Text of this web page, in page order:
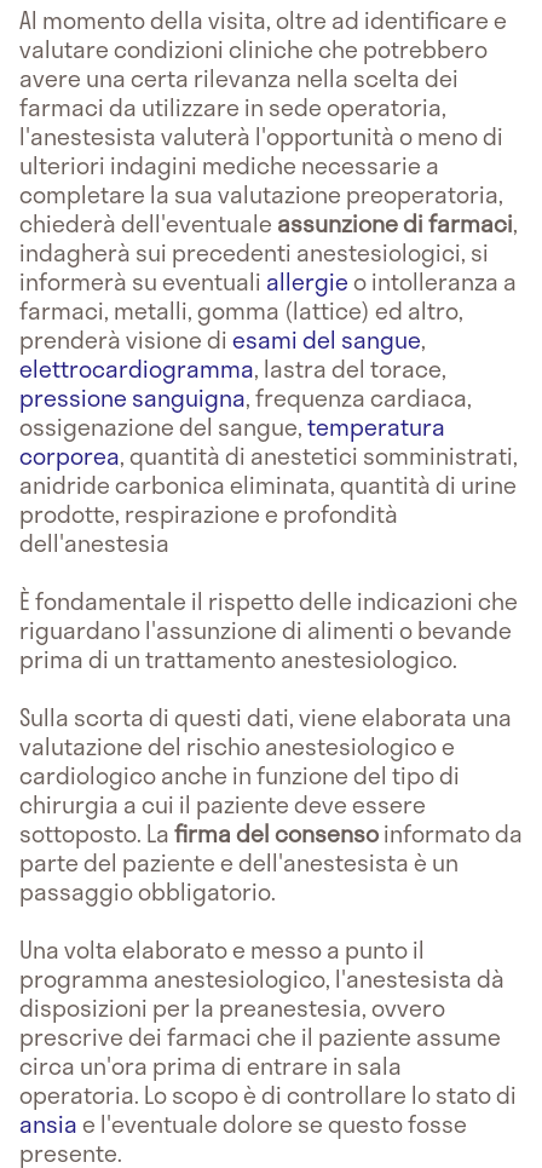
Al momento della visita, oltre ad identificare e
valutare condizioni cliniche che potrebbero
avere una certa rilevanza nella scelta dei
farmaci da utilizzare in sede operatoria,
l'anestesista valuterà l'opportunità o meno di
ulteriori indagini mediche necessarie a
completare la sua valutazione preoperatoria,
chiederà dell'eventuale assunzione di farmaci,
indagherà sui precedenti anestesiologici, si
informerà su eventuali allergieo intolleranza a
farmaci, metalli, gomma (lattice) ed altro,
prenderà visione diesami del sangue,
elettrocardiogramma, lastra del torace,
pressione sanguigna, frequenza cardiaca,
ossigenazione del sangue,temperatura
corporea, quantità di anestetici somministrati,
anidride carbonica eliminata, quantità di urine
prodotte, respirazione e profondità
dell'anestesia
È fondamentale il rispetto delle indicazioni che
riguardano l'assunzione di alimenti o bevande
prima di un trattamento anestesiologico.
Sulla scorta di questi dati, viene elaborata una
valutazione del rischio anestesiologico e
cardiologico anche in funzione del tipo di
chirurgia a cui il paziente deve essere
sottoposto. Lafirma del consensoinformato da
parte del paziente e dell'anestesista è un
passaggio obbligatorio.
Una volta elaborato e messo a punto il
programma anestesiologico, l'anestesista dà
disposizioni per la preanestesia, ovvero
prescrive dei farmaci che il paziente assume
circa un'ora prima di entrare in sala
operatoria. Lo scopo è di controllare lo stato di
ansiae l'eventuale dolore se questo fosse
presente.